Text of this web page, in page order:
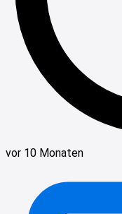
vor 10 Monaten